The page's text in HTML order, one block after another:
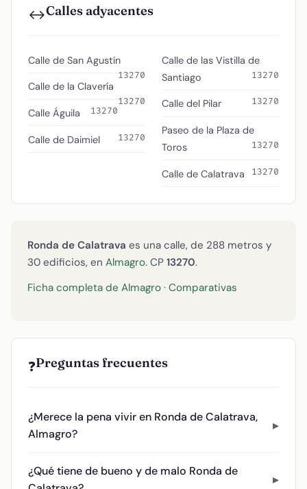
↔️Calles adyacentes
Calle de San Agustín
13270
Calle de la Clavería
13270
Calle Águila 13270
Calle de Daimiel 13270
Calle de las Vistilla de
Santiago
13270
Calle del Pilar 13270
Paseo de la Plaza de
Toros
13270
Calle de Calatrava 13270
Ronda de Calatrava es una calle, de 288 metros y
30 edificios, en Almagro. CP 13270.
Ficha completa de Almagro · Comparativas
❓Preguntas frecuentes
¿Merece la pena vivir en Ronda de Calatrava,
Almagro?
¿Qué tiene de bueno y de malo Ronda de